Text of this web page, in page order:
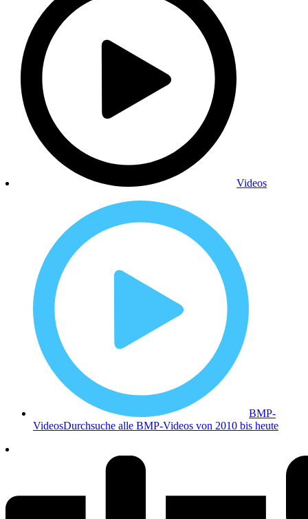
Videos
BMP-
VideosDurchsuche alle BMP-Videos von 2010 bis heute